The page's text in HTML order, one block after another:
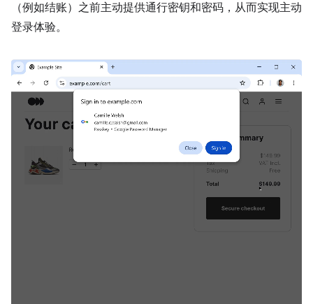
（例如结账）之前主动提供通行密钥和密码，从而实现主动
登录体验。